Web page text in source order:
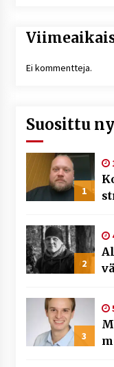
Ei kommentteja.
Suosittu
1
2
3